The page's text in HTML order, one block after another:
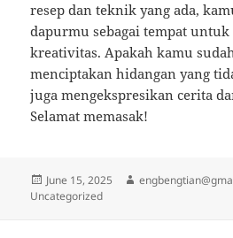
resep dan teknik yang ada,
dapurmu sebagai tempat
kreativitas. Apakah kamu
menciptakan hidangan yang
juga mengekspresikan cerita
Selamat memasak!
Posted
on
June 15, 2025 Author
Uncategorized